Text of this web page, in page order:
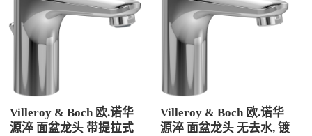
Villeroy & Boch 欧.诺华
源淬 面盆龙头 带提拉式
Villeroy & Boch 欧.诺华
源淬 面盆龙头 无去水, 镀